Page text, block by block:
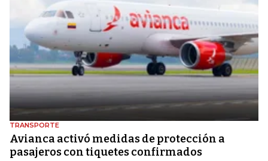
TRANSPORTE
Avianca activó medidas de protección a
pasajeros con tiquetes confirmados